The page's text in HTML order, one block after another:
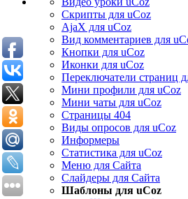
Скрипты для uCoz
AjaX для uCoz
Вид комментариев для
Кнопки для uCoz
Иконки для uCoz
Переключатели страниц
Мини профили для uCoz
Мини чаты для uCoz
Страницы 404
Виды опросов для uCoz
Информеры
Статистика для uCoz
Меню для Сайта
Слайдеры для Сайта
Шаблоны для uCoz